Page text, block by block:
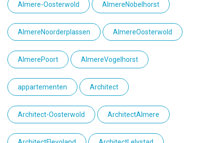
Almere-Oosterwold AlmereNobelhorst
AlmereNoorderplassen AlmereOosterwold
AlmerePoort AlmereVogelhorst
appartementen Architect
Architect-Oosterwold ArchitectAlmere